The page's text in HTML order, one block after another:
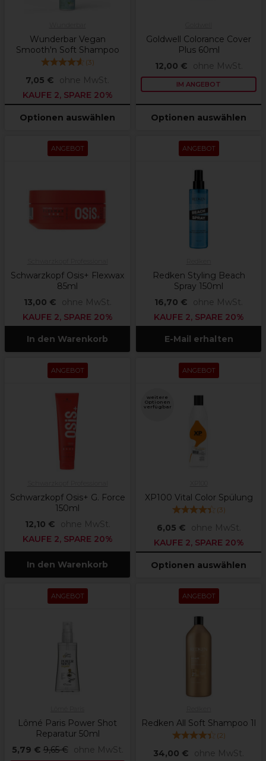
Wunderbar Vegan
Smooth'n Soft Shampoo
(3)
7,05 €
ohne MwSt.
KAUFE 2, SPARE 20%
Optionen auswählen
Goldwell Colorance Cover
Plus 60ml
12,00 €
ohne MwSt.
IM ANGEBOT
Optionen auswählen
ANGEBOT
Schwarzkopf Osis+ Flexwax
85ml
13,00 €
ohne MwSt.
KAUFE 2, SPARE 20%
In den Warenkorb
ANGEBOT
Redken Styling Beach
Spray 150ml
16,70 €
ohne MwSt.
KAUFE 2, SPARE 20%
E-Mail erhalten
ANGEBOT
Schwarzkopf Osis+ G. Force
150ml
12,10 €
ohne MwSt.
KAUFE 2, SPARE 20%
In den Warenkorb
ANGEBOT
weitere
Optionen
verfügbar
XP100 Vital Color Spülung
(3)
6,05 €
ohne MwSt.
KAUFE 2, SPARE 20%
Optionen auswählen
ANGEBOT
Lômé Paris Power Shot
Reparatur 50ml
5,79 € 9,65 € ohne MwSt.
ANGEBOT
Redken All Soft Shampoo 1l
(2)
34,00 € ohne MwSt.